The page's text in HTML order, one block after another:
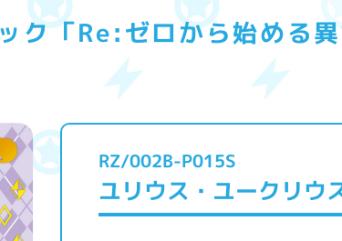
ク「Re:ゼロから始める
RZ/002B-P015S
ユリウス・ユークリウ